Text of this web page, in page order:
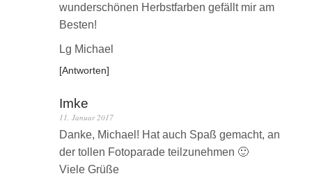
wunderschönen Herbstfarben gefällt mir am
Besten!
Lg Michael
Antworten
Imke
11. Januar 2017
Danke, Michael! Hat auch Spaß gemacht, an
der tollen Fotoparade teilzunehmen 🙂
Viele Grüße